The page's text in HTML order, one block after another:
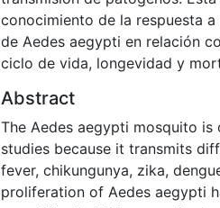
conocimiento de la respuesta
de Aedes aegypti en relación
ciclo de vida, longevidad y
Abstract
The Aedes aegypti mosquito
studies because it transmits
fever, chikungunya, zika,
proliferation of Aedes aegypti